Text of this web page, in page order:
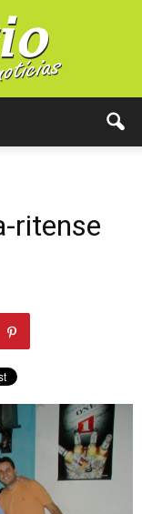
ritense